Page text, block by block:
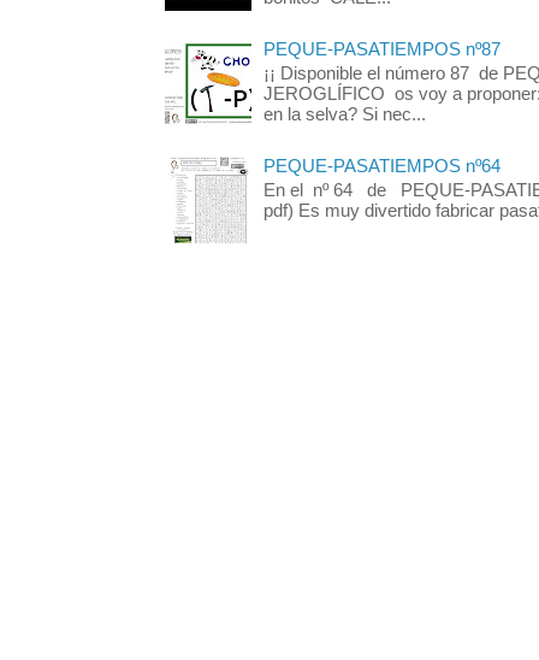
PEQUE-PASATIEMPOS nº87
¡¡ Disponible el número 87 de
JEROGLÍFICO os voy a
en la selva? Si nec...
PEQUE-PASATIEMPOS nº64
En el nº 64 de PEQUE-
pdf) Es muy divertido fabricar